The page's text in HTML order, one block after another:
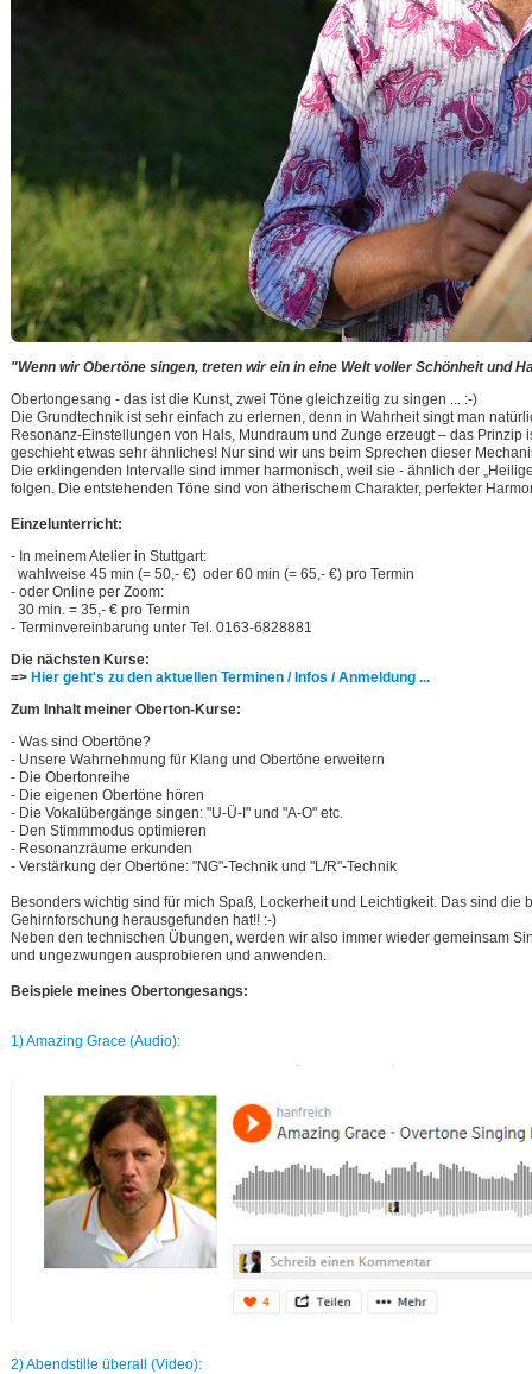
"Wenn wir Obertöne singen, treten wir ein in eine Welt voller Schönheit und
Obertongesang - das ist die Kunst, zwei Töne gleichzeitig zu singen ... :-)
Die Grundtechnik ist sehr einfach zu erlernen, denn in Wahrheit singt man
Resonanz-Einstellungen von Hals, Mundraum und Zunge erzeugt – das
geschieht etwas sehr ähnliches! Nur sind wir uns beim Sprechen dieser
Die erklingenden Intervalle sind immer harmonisch, weil sie - ähnlich der
folgen. Die entstehenden Töne sind von ätherischem Charakter, perfekter
Einzelunterricht:
- In meinem Atelier in Stuttgart:
wahlweise 45 min (= 50,- €) oder 60 min (= 65,- €) pro Termin
- oder Online per Zoom:
30 min. = 35,- € pro Termin
- Terminvereinbarung unter Tel. 0163-6828881
Die nächsten Kurse:
=> Hier geht's zu den aktuellen Terminen / Infos / Anmeldung ...
Zum Inhalt meiner Oberton-Kurse:
- Was sind Obertöne?
- Unsere Wahrnehmung für Klang und Obertöne erweitern
- Die Obertonreihe
- Die eigenen Obertöne hören
- Die Vokalübergänge singen: "U-Ü-I" und "A-O" etc.
- Den Stimmmodus optimieren
- Resonanzräume erkunden
- Verstärkung der Obertöne: "NG"-Technik und "L/R"-Technik
Besonders wichtig sind für mich Spaß, Lockerheit und Leichtigkeit. Das sind die
Gehirnforschung herausgefunden hat!! :-)
Neben den technischen Übungen, werden wir also immer wieder gemeinsam
und ungezwungen ausprobieren und anwenden.
Beispiele meines Obertongesangs:
1) Amazing Grace (Audio):
2) Abendstille überall (Video):